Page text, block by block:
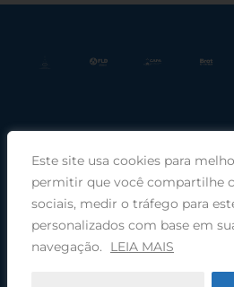
Este site usa cookies para
permitir que você compartilhe
sociais, medir o tráfego para
personalizados com base em
navegação.
LEIA MAIS
Praça Rui Barbosa, 220, sala 66,
Telefone: (51)
© 2026 COMIN - Conselho de Missão